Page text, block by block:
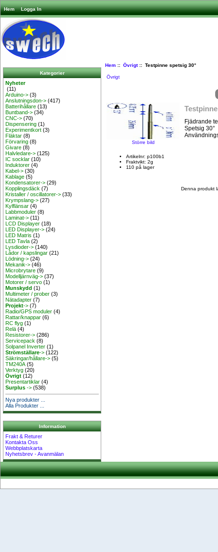
Hem Logga In
Kategorier
Nyheter
(11)
Arduino-> (3)
Anslutningsdon-> (417)
Batterihållare (13)
Buntband-> (34)
CNC-> (70)
Dispensering (1)
Experimentkort (3)
Fläktar (8)
Förvaring (8)
Givare (8)
Halvledare-> (125)
IC socklar (10)
Induktorer (4)
Kabel-> (30)
Kablage (5)
Kondensatorer-> (29)
Kopplingsdäck (7)
Kristaller / oscillatorer-> (33)
Krympslang-> (27)
Kylflänsar (4)
Labbmoduler (8)
Laminat-> (11)
LCD Displayer (18)
LED Displayer-> (24)
LED Matris (1)
LED Tavla (2)
Lysdioder-> (140)
Lådor / kapslingar (21)
Lödning-> (24)
Mekanik-> (46)
Microbrytare (9)
Modelljärnväg-> (37)
Motorer / servo (1)
Munskydd (1)
Multimeter / prober (3)
Nätadapter (7)
Projekt-> (7)
Radio/GPS moduler (4)
Rattar/knappar (6)
RC flyg (1)
Relä (4)
Resistorer-> (286)
Servicepack (8)
Solpanel Inverter (1)
Strömställare-> (122)
Säkringar/hållare-> (5)
TM240A (5)
Verktyg (20)
Övrigt (12)
Presentartiklar (4)
Surplus-> (538)
Nya produkter ...
Alla Produkter ...
Information
Frakt & Returer
Kontakta Oss
Webbplatskarta
Nyhetsbrev - Avanmälan
Hem:: Övrigt:: Testpinne spetsig 30°
Övrigt
Större bild
Fjädrande
Spetsig 30°
Artikelnr: p100b1
Fraktvikt: 2g
110 på lager
Denna produkt